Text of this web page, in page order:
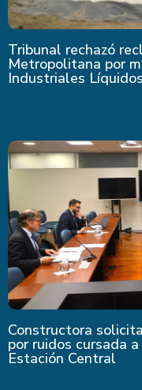
Tribunal rechazó
Metropolitana por
Industriales
Constructora
por ruidos cursada
Estación Central